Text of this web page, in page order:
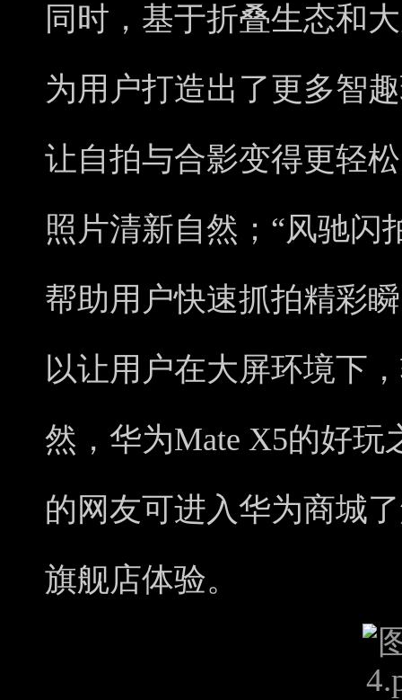
同时，基于折叠生态和
为用户打造出了更多智
让自拍与合影变得更轻
照片清新自然；“风驰闪
帮助用户快速抓拍精彩
以让用户在大屏环境下
然，华为Mate X5的好
的网友可进入华为商城
旗舰店体验。